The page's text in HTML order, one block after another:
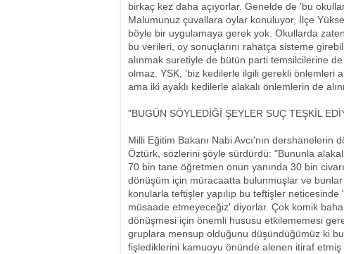
birkaç kez daha açıyorlar. Genelde de 'bu
Malumunuz çuvallara oylar konuluyor, İlçe
böyle bir uygulamaya gerek yok. Okullarda
bu verileri, oy sonuçlarını rahatça sisteme
alınmak suretiyle de bütün parti temsilcilerine
olmaz. YSK, 'biz kedilerle ilgili gerekli önlemleri
ama iki ayaklı kedilerle alakalı önlemlerin de
"BUGÜN SÖYLEDİĞİ ŞEYLER SUÇ TEŞKİL
Milli Eğitim Bakanı Nabi Avcı'nın dershanelerin
Öztürk, sözlerini şöyle sürdürdü: "Bununla
70 bin tane öğretmen onun yanında 30 bin
dönüşüm için müracaatta bulunmuşlar ve
konularla teftişler yapılıp bu teftişler
müsaade etmeyeceğiz' diyorlar. Çok komik
dönüşmesi için önemli hususu etkilememesi
gruplara mensup olduğunu düşündüğümüz ki
fişlediklerini kamuoyu önünde alenen itiraf etmiş